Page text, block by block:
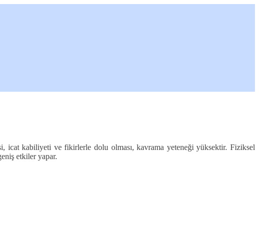
icat kabiliyeti ve fikirlerle dolu olması, kavrama yeteneği yüksektir. Fiziksel
etkiler yapar.